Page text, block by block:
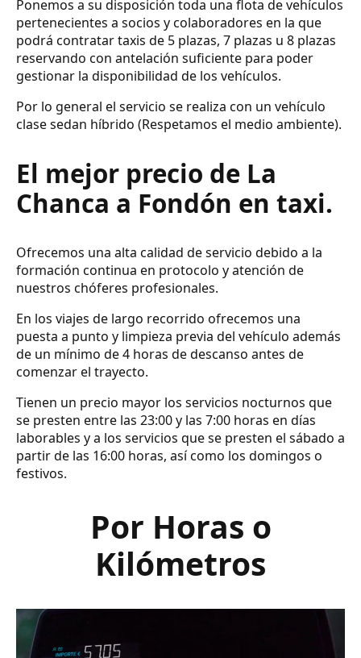
Ponemos a su disposición toda una flota de vehículos
pertenecientes a socios y colaboradores en la que
podrá contratar taxis de 5 plazas, 7 plazas u 8 plazas
reservando con antelación suficiente para poder
gestionar la disponibilidad de los vehículos.
Por lo general el servicio se realiza con un vehículo
clase sedan híbrido (Respetamos el medio ambiente).
El mejor precio de La
Chanca a Fondón en taxi.
Ofrecemos una alta calidad de servicio debido a la
formación continua en protocolo y atención de
nuestros chóferes profesionales.
En los viajes de largo recorrido ofrecemos una
puesta a punto y limpieza previa del vehículo además
de un mínimo de 4 horas de descanso antes de
comenzar el trayecto.
Tienen un precio mayor los servicios nocturnos que
se presten entre las 23:00 y las 7:00 horas en días
laborables y a los servicios que se presten el sábado a
partir de las 16:00 horas, así como los domingos o
festivos.
Por Horas o
Kilómetros